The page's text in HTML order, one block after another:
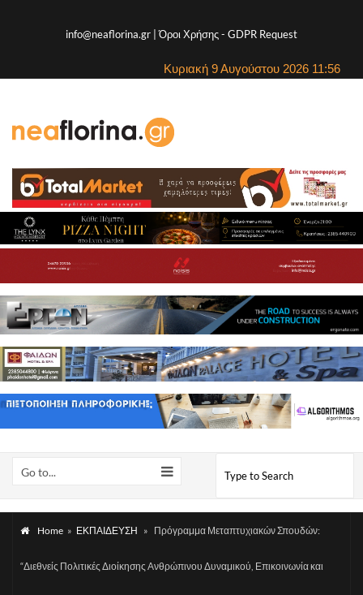
info@neaflorina.gr |Όροι Χρήσης- GDPR Request
Κυριακή 9 Αυγούστου 2026 11:56
Go to...
Home » ΕΚΠΑΙΔΕΥΣΗ » Πρόγραμμα Μεταπτυχιακών Σπουδών:
“Διεθνείς Πολιτικές Διοίκησης Ανθρώπινου Δυναμικού, Επικοινωνία και